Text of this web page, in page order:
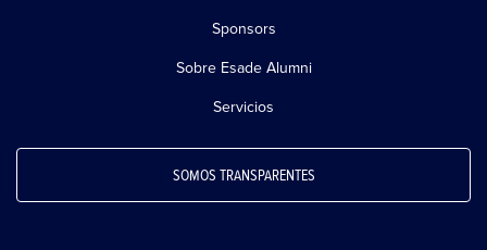
Sponsors
Sobre Esade Alumni
Servicios
SOMOS TRANSPARENTES